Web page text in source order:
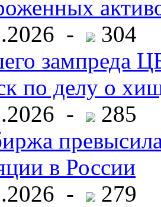
-
304
зампреда
по делу о
-
285
в России
-
279